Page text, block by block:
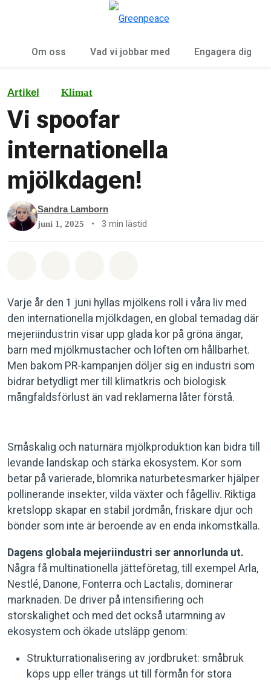
Om oss Vad vi jobbar med Engagera dig
Artikel Klimat
Vi spoofar
internationella
mjölkdagen!
Sandra Lamborn
juni 1, 2025 • 3 min lästid
Varje år den 1 juni hyllas mjölkens roll i våra liv med
den internationella mjölkdagen, en global temadag där
mejeriindustrin visar upp glada kor på gröna ängar,
barn med mjölkmustacher och löften om hållbarhet.
Men bakom PR-kampanjen döljer sig en industri som
bidrar betydligt mer till klimatkris och biologisk
mångfaldsförlust än vad reklamerna låter förstå.
Småskalig och naturnära mjölkproduktion kan bidra till
levande landskap och stärka ekosystem. Kor som
betar på varierade, blomrika naturbetesmarker hjälper
pollinerande insekter, vilda växter och fågelliv. Riktiga
kretslopp skapar en stabil jordmån, friskare djur och
bönder som inte är beroende av en enda inkomstkälla.
Dagens globala mejeriindustri ser annorlunda ut.
Några få multinationella jätteföretag, till exempel Arla,
Nestlé, Danone, Fonterra och Lactalis, dominerar
marknaden. De driver på intensifiering och
storskalighet och med det också utarmning av
ekosystem och ökade utsläpp genom:
Strukturrationalisering av jordbruket: småbruk
köps upp eller trängs ut till förmån för stora